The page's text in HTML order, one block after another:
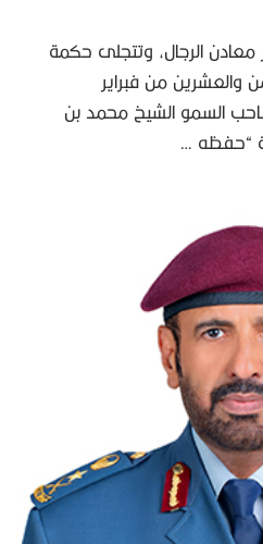
معادن الرجال، وتتجلى حكمة
والعشرين من فبراير
السمو الشيخ محمد بن
“حفظه …